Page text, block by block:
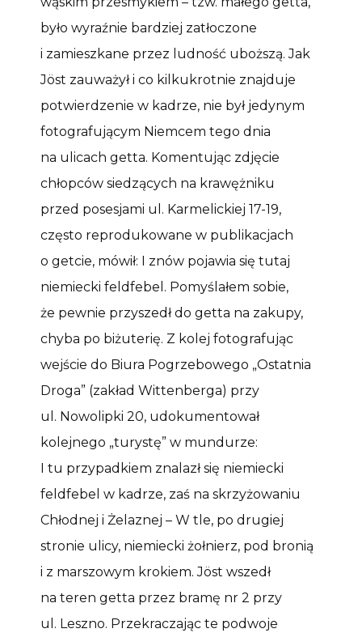
było wyraźnie bardziej zatłoczone
i zamieszkane przez ludność uboższą. Jak
Jöst zauważył i co kilkukrotnie znajduje
potwierdzenie w kadrze, nie był jedynym
fotografującym Niemcem tego dnia
na ulicach getta. Komentując zdjęcie
chłopców siedzących na krawężniku
przed posesjami ul. Karmelickiej 17-19,
często reprodukowane w publikacjach
o getcie, mówił: I znów pojawia się tutaj
niemiecki feldfebel. Pomyślałem sobie,
że pewnie przyszedł do getta na zakupy,
chyba po biżuterię. Z kolej fotografując
wejście do Biura Pogrzebowego „Ostatnia
Droga” (zakład Wittenberga) przy
ul. Nowolipki 20, udokumentował
kolejnego „turystę” w mundurze:
I tu przypadkiem znalazł się niemiecki
feldfebel w kadrze, zaś na skrzyżowaniu
Chłodnej i Żelaznej – W tle, po drugiej
stronie ulicy, niemiecki żołnierz, pod bronią
i z marszowym krokiem. Jöst wszedł
na teren getta przez bramę nr 2 przy
ul. Leszno. Przekraczając te podwoje